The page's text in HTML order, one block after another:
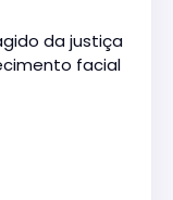
da justiça
facial